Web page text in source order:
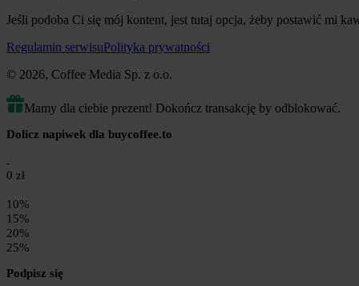
Jeśli podoba Ci się mój kontent, jest tutaj opcja, żeby postawić mi
Regulamin serwisuPolityka prywatności
© 2026, Coffee Media Sp. z o.o.
Mamy dla ciebie prezent! Dokończ transakcję by odblokować.
Dolicz napiwek dla buycoffee.to
0 zł
10%
15%
20%
25%
Podpisz się